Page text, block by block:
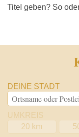
Titel geben? So
DEINE STADT
UMKREIS
20 km